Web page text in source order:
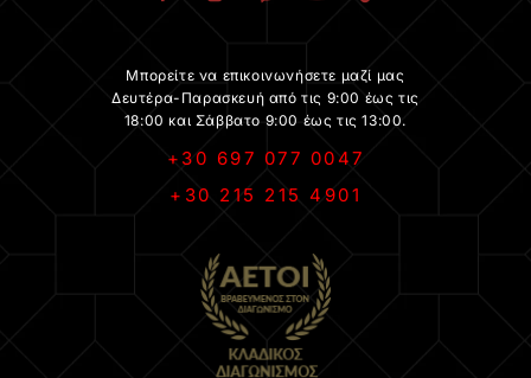
Μπορείτε να επικοινωνήσετε μαζί μας
Δευτέρα-Παρασκευή από τις 9:00 έως τις
18:00 και Σάββατο 9:00 έως τις 13:00.
+30 697 077 0047
+30 215 215 4901